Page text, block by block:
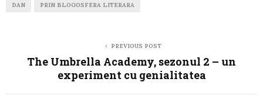
DAN PRIN BLOGOSFERA LITERARA
PREVIOUS POST
The Umbrella Academy, sezonul 2 – un
experiment cu genialitatea